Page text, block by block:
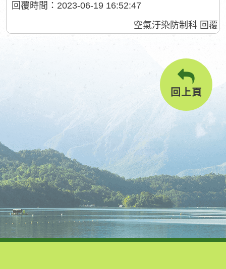
回覆時間：2023-06-19 16:52:47
空氣汙染防制科 回覆
回上頁